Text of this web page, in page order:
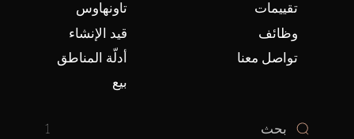
تاونهاوس
قيد الإنشاء
أدلّة المناطق
بيع
تقييمات
وظائف
تواصل معنا
1